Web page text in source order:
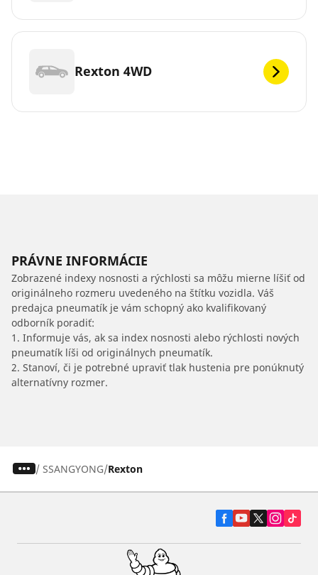
Rexton 4WD
PRÁVNE INFORMÁCIE
Zobrazené indexy nosnosti a rýchlosti sa môžu mierne líšiť od
originálneho rozmeru uvedeného na štítku vozidla. Váš
predajca pneumatík je vám schopný ako kvalifikovaný
odborník poradiť:
1. Informuje vás, ak sa index nosnosti alebo rýchlosti nových
pneumatík líši od originálnych pneumatík.
2. Stanoví, či je potrebné upraviť tlak hustenia pre ponúknutý
alternatívny rozmer.
/ SSANGYONG Rexton